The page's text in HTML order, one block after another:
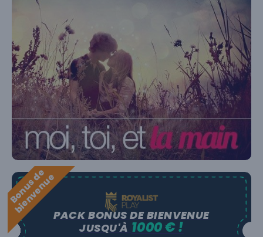
B
o
n
u
s
d
e
b
i
e
n
v
e
n
u
ePACK BONUS DE BIENVENUE
JUSQU'À 1000 € !